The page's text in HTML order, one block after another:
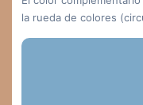
la rueda de colores